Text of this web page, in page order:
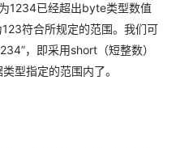
1234已经超出byte类型数值
符合所规定的范围。我们可
，即采用short（短整数）
型指定的范围内了。